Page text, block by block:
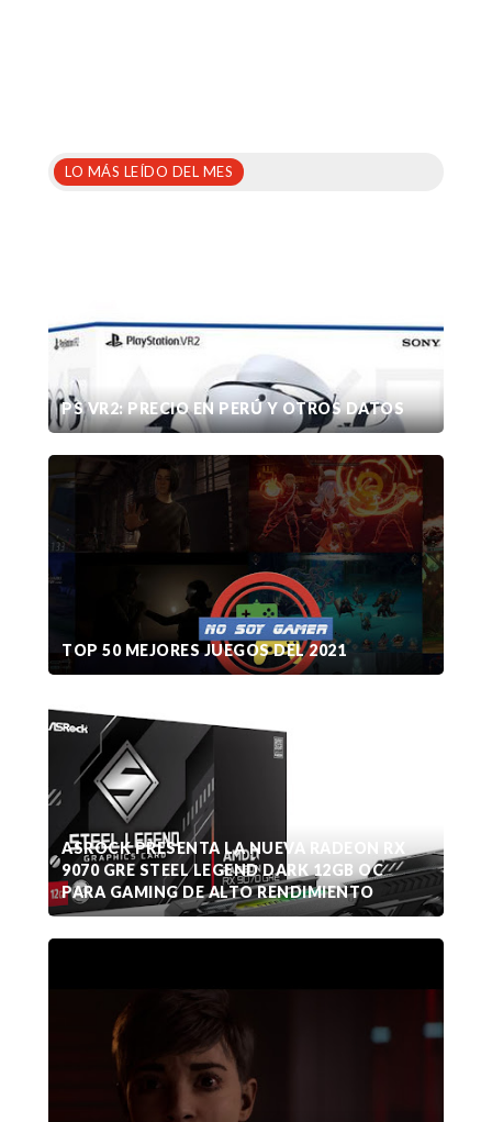
LO MÁS LEÍDO DEL MES
PS VR2: PRECIO EN PERÚ Y OTROS DATOS
TOP 50 MEJORES JUEGOS DEL 2021
ASROCK PRESENTA LA NUEVA RADEON RX
9070 GRE STEEL LEGEND DARK 12GB OC
PARA GAMING DE ALTO RENDIMIENTO